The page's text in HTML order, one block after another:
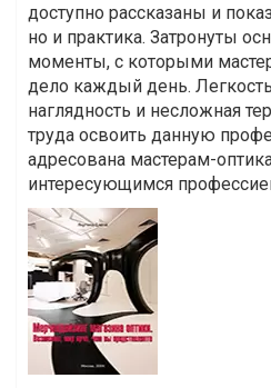
доступно рассказаны и
но и практика. Затронуты
моменты, с которыми
дело каждый день.
наглядность и несложная
труда освоить данную
адресована мастерам-
интересующимся